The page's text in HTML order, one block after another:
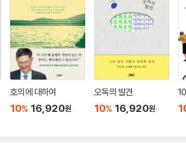
호의에 대하여
10% 16,920원
오독의 발견
10% 16,920원